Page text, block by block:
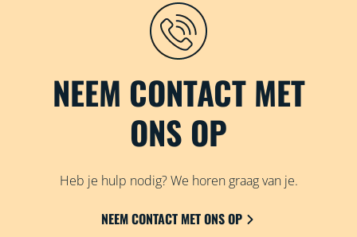
NEEM CONTACT MET
ONS OP
Heb je hulp nodig? We horen graag van je.
NEEM CONTACT MET ONS OP